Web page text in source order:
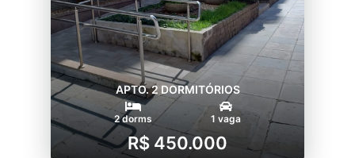
APTO. 2 DORMITÓRIOS
2 dorms 1 vaga
R$ 450.000